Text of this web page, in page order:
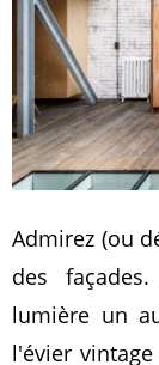
Admirez (ou
des
lumière un
l'évier